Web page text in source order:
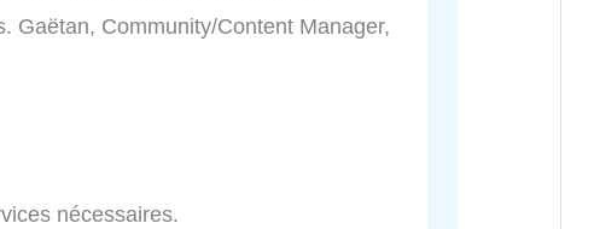
Gaëtan, Community/Content Manager,
nécessaires.